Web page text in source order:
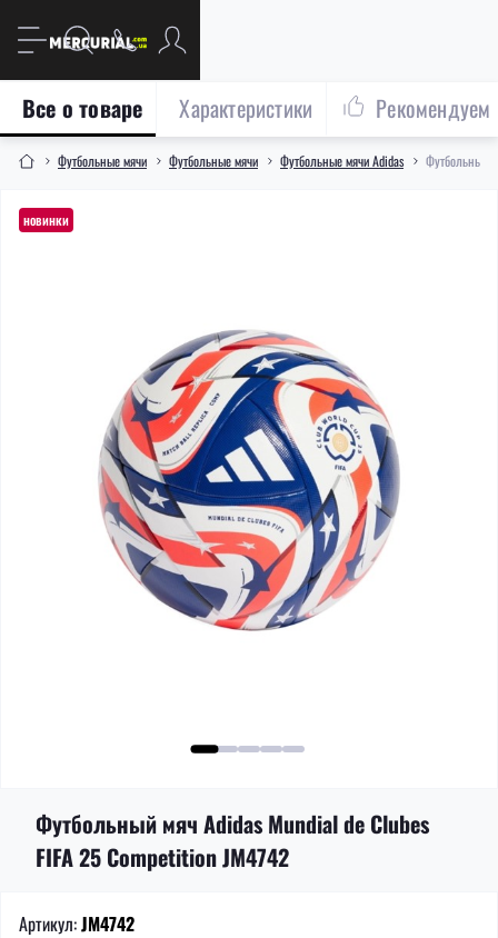
Футбольные мячи Футбольные мячи Футбольные мячи Adidas Футбольный
Все о товаре Характеристики Рекомендуем
новинки
Футбольный мяч Adidas Mundial de Clubes
FIFA 25 Competition JM4742
Артикул:JM4742